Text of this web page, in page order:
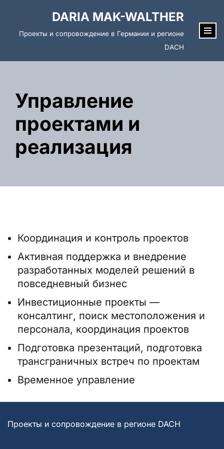
DARIA MAK-WALTHER
Проекты и сопровождение в Германии и регионе
DACH
Управление
проектами и
реализация
Координация и контроль проектов
Активная поддержка и внедрение
разработанных моделей решений в
повседневный бизнес
Инвестиционные проекты —
консалтинг, поиск местоположения и
персонала, координация проектов
Подготовка презентаций, подготовка
трансграничных встреч по проектам
Временное управление
Проекты и сопровождение в регионе DACH